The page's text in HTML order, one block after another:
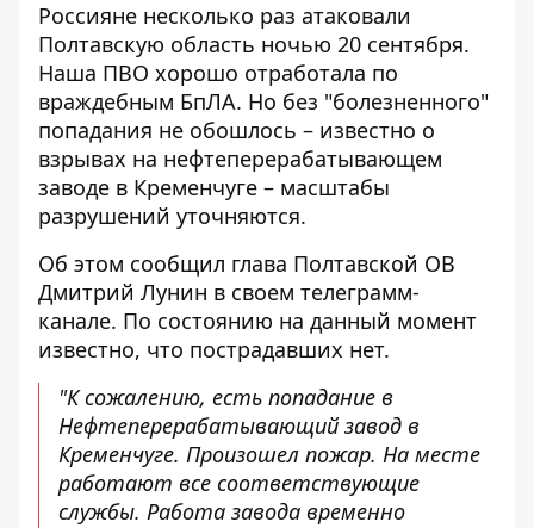
Россияне несколько раз атаковали
Полтавскую область ночью 20 сентября.
Наша ПВО хорошо отработала по
враждебным БпЛА. Но без "болезненного"
попадания не обошлось – известно о
взрывах на нефтеперерабатывающем
заводе в Кременчуге – масштабы
разрушений уточняются.
Об этом сообщил глава Полтавской ОВ
Дмитрий Лунин в своем телеграмм-
канале. По состоянию на данный момент
известно, что пострадавших нет.
"К сожалению, есть попадание в
Нефтеперерабатывающий завод в
Кременчуге. Произошел пожар. На месте
работают все соответствующие
службы. Работа завода временно